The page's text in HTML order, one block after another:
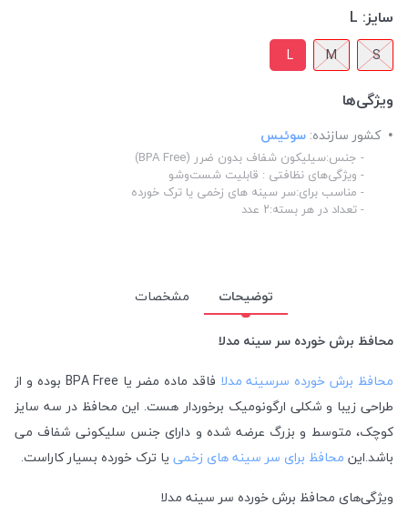
سایز: L
S
M
L
ویژگی‌ها
کشور سازنده: سوئیس
- جنس:سیلیکون شفاف بدون ضرر (BPA Free)
- ویژگی‌های نظافتی : قابلیت شست‌وشو
- مناسب برای:سر سینه های زخمی یا ترک خورده
- تعداد در هر بسته:۲ عدد
توضیحات
مشخصات
محافظ برش خورده سر سینه مدلا
محافظ برش خورده سرسینه مدلا
فاقد ماده مضر یا BPA Free بوده و از
طراحی زیبا و شکلی ارگونومیک برخوردار هست. این محافظ در سه سایز
کوچک، متوسط و بزرگ عرضه شده و دارای جنس سلیکونی شفاف می
باشد.این محافظ برای سر سینه های زخمی یا ترک خورده بسیار کاراست.
ویژگی‌های محافظ برش خورده سر سینه مدلا